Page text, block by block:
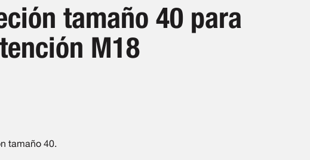
tamaño 40 para
M18
tamaño 40.